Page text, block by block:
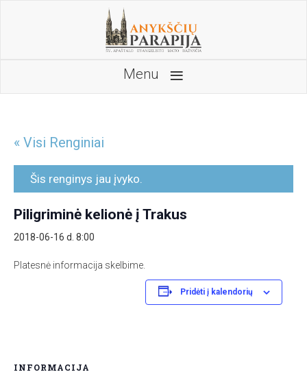
Menu ≡
« Visi Renginiai
Šis renginys jau įvyko.
Piligriminė kelionė į Trakus
2018-06-16 d. 8:00
Platesnė informacija skelbime.
Pridėti į kalendorių
INFORMACIJA